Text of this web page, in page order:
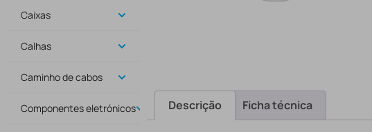
Caixas
Calhas
Caminho de cabos
Componentes eletrónicos Descrição Ficha técnica